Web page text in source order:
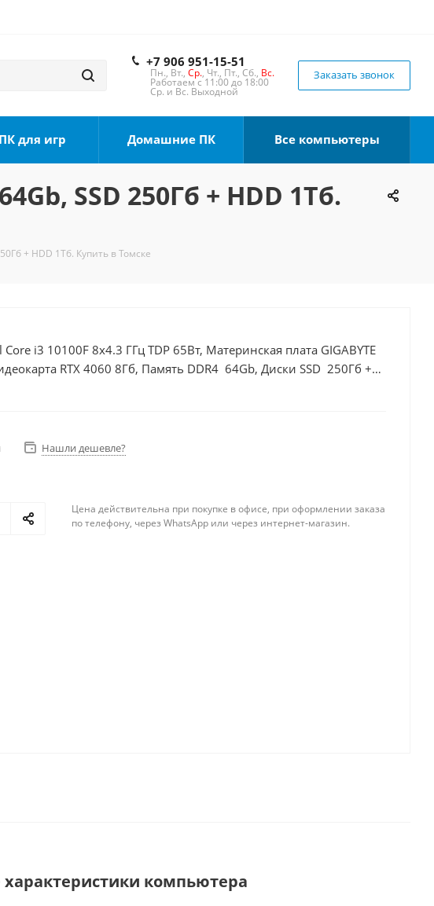
+7 906 951-15-51
Пн., Вт., Ср., Чт., Пт., Сб., Вс.
Работаем с 11:00 до 18:00
Ср. и Вс. Выходной
Заказать звонок
для игр Домашние ПК Все компьютеры
SSD 250Гб + HDD 1Тб.
+ HDD 1Тб. Купить в Томске
i3 10100F 8x4.3 ГГц TDP 65Вт, Материнская плата GIGABYTE
RTX 4060 8Гб, Память DDR4 64Gb, Диски SSD 250Гб +
Нашли дешевле?
Цена действительна при покупке в офисе, при оформлении заказа
по телефону, через WhatsApp или через интернет-магазин.
компьютера